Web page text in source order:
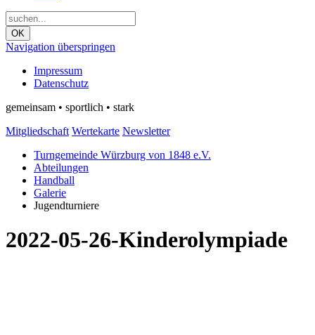
OK
Navigation überspringen
Impressum
Datenschutz
gemeinsam • sportlich • stark
Mitgliedschaft Wertekarte Newsletter
Turngemeinde Würzburg von 1848 e.V.
Abteilungen
Handball
Galerie
Jugendturniere
2022-05-26-Kinderolympiade